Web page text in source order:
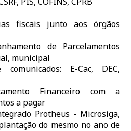
fiscais junto aos órgãos
de Parcelamentos
municipal
comunicados: E-Cac, DEC,
Financeiro com a
a pagar
Protheus - Microsiga,
do mesmo no ano de